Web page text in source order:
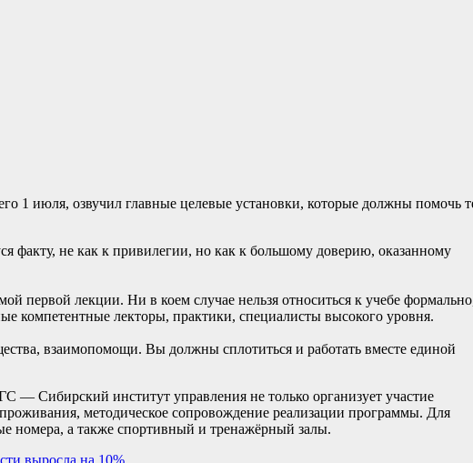
1 июля, озвучил главные целевые установки, которые должны помочь
факту, не как к привилегии, но как к большому доверию, оказанному
первой лекции. Ни в коем случае нельзя относиться к учебе
лекторы, практики, специалисты высокого уровня.
взаимопомощи. Вы должны сплотиться и работать вместе единой
Сибирский институт управления не только организует участие
методическое сопровождение реализации программы. Для
номера, а также спортивный и тренажёрный залы.
выросла на 10%